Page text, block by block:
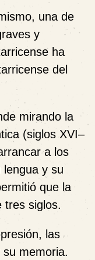
una de
y
ha
del
mirando la
(siglos XVI–
a los
lengua y su
que la
tres siglos.
las
memoria.